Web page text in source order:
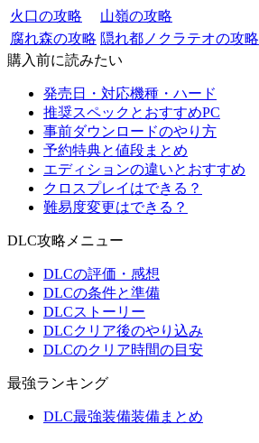
火口の攻略
山嶺の攻略
腐れ森の攻略 隠れ都ノクラテオの攻略
購入前に読みたい
発売日・対応機種・ハード
推奨スペックとおすすめPC
事前ダウンロードのやり方
予約特典と値段まとめ
エディションの違いとおすすめ
クロスプレイはできる？
難易度変更はできる？
DLC攻略メニュー
DLCの評価・感想
DLCの条件と準備
DLCストーリー
DLCクリア後のやり込み
DLCのクリア時間の目安
最強ランキング
DLC最強装備装備まとめ